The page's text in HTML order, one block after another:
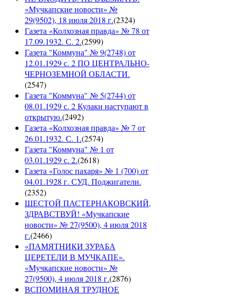
«Мучкапские новости» №
29(9502), 18 июля 2018 г.(2324)
Газета «Колхозная правда» № 78 от
17.09.1932. С. 2.(2599)
Газета "Коммуна" № 9(2748) от
12.01.1929 с. 2 ПО ЦЕНТРАЛЬНО-
ЧЕРНОЗЕМНОЙ ОБЛАСТИ.
(2547)
Газета "Коммуна" № 5(2744) от
08.01.1929 с. 2 Кулаки наступают в
открытую.(2492)
Газета «Колхозная правда» № 7 от
26.01.1932. С. 1.(2574)
Газета "Коммуна" № 1 от
03.01.1929 с. 2.(2618)
Газета «Голос пахаря» № 1 (700) от
04.01.1928 г. СУД. Поджигатели.
(2352)
ШЕСТОЙ ПАСТЕРНАКОВСКИЙ,
ЗДРАВСТВУЙ! «Мучкапские
новости» № 27(9500), 4 июля 2018
г.(2466)
«ПАМЯТНИКИ ЗУРАБА
ЦЕРЕТЕЛИ В МУЧКАПЕ».
«Мучкапские новости» №
27(9500), 4 июля 2018 г.(2876)
ВСПОМИНАЯ ТРУДНОЕ